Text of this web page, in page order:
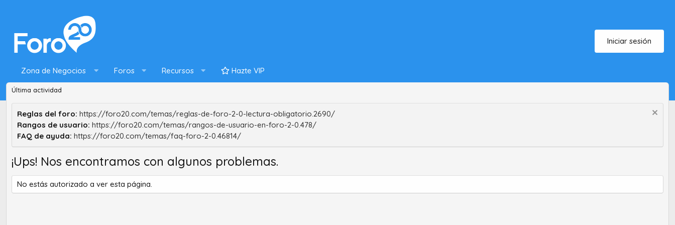
Iniciar sesión
Zona de Negocios Foros Recursos Hazte VIP
Última actividad
Reglas del foro: https://foro20.com/temas/reglas-de-foro-2-0-lectura-obligatorio.2690/
Rangos de usuario: https://foro20.com/temas/rangos-de-usuario-en-foro-2-0.478/
FAQ de ayuda: https://foro20.com/temas/faq-foro-2-0.46814/
¡Ups! Nos encontramos con algunos problemas.
No estás autorizado a ver esta página.